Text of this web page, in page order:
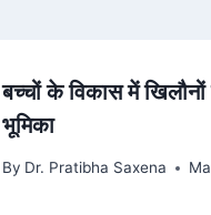
बच्चों के विकास में
भूमिका
By Dr. Pratibha Saxena